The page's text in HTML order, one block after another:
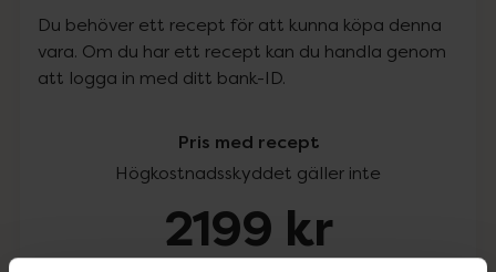
Du behöver ett recept för att kunna köpa denna
vara. Om du har ett recept kan du handla genom
att logga in med ditt bank-ID.
Pris med recept
Högkostnadsskyddet gäller inte
2199 kr